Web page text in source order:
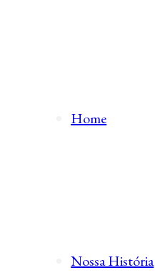
Home
Nossa História